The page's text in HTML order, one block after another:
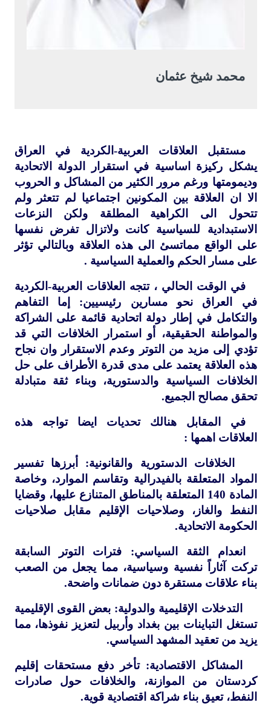
محمد شيخ عثمان
مستقبل العلاقات العربية-الكردية في العراق
يشكل ركيزة اساسية في استقرار الدولة الاتحادية
وديمومتها ورغم مرور الكثير من المشاكل و الحروب
الا ان العلاقة بين المكونين اجتماعيا لم تتعثر ولم
تتحول الى الكراهية المطلقة ولكن النزعات
الاستبدادية للسياسية كانت ولاتزال تفرض نفسها
على الواقع مماتسئ الى هذه العلاقة وبالتالي تؤثر
على مسار الحكم والعملية السياسية .
في الوقت الحالي ، تتجه العلاقات العربية-الكردية
في العراق نحو مسارين رئيسيين: إما التفاهم
والتكامل في إطار دولة اتحادية قائمة على الشراكة
والمواطنة الحقيقية، أو استمرار الخلافات التي قد
تؤدي إلى مزيد من التوتر وعدم الاستقرار وان نجاح
هذه العلاقة يعتمد على مدى قدرة الأطراف على حل
الخلافات السياسية والدستورية، وبناء ثقة متبادلة
تحقق مصالح الجميع.
في المقابل هنالك تحديات ايضا تواجه هذه
العلاقات اهمها :
الخلافات الدستورية والقانونية: أبرزها تفسير
المواد المتعلقة بالفيدرالية وتقاسم الموارد، وخاصة
المادة 140 المتعلقة بالمناطق المتنازع عليها، وقضايا
النفط والغاز، وصلاحيات الإقليم مقابل صلاحيات
الحكومة الاتحادية.
انعدام الثقة السياسي: فترات التوتر السابقة
تركت آثاراً نفسية وسياسية، مما يجعل من الصعب
بناء علاقات مستقرة دون ضمانات واضحة.
التدخلات الإقليمية والدولية: بعض القوى الإقليمية
تستغل التباينات بين بغداد وأربيل لتعزيز نفوذها، مما
يزيد من تعقيد المشهد السياسي.
المشاكل الاقتصادية: تأخر دفع مستحقات إقليم
كردستان من الموازنة، والخلافات حول صادرات
النفط، تعيق بناء شراكة اقتصادية قوية.